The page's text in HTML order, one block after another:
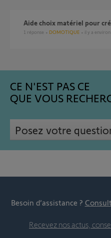
Aide choix matériel pour
1 réponse DOMOTIQUE il y a
CE N'EST PAS CE
QUE VOUS
Posez votre
Besoin d’assistance ?
Recevez nos actus,